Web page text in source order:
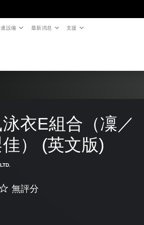
設備 最新消息 支援
衣E組合（凜／
） (英文版)
無評分